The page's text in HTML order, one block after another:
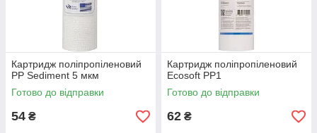
Картридж поліпропіленовий
PP Sediment 5 мкм
Готово до відправки
54 ₴
Картридж поліпропіленовий
Ecosoft PP1
Готово до відправки
62 ₴